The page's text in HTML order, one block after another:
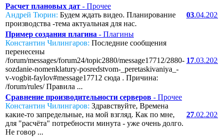
Расчет плановых дат - Прочее
Андрей Тюрин: Будем ждать видео. Планирование
производства -тема актуальная для нас.
03
Пример создания плагина - Плагины
Константин Чилингаров: Последние сообщения
перенесены
/forum/messages/forum24/topic2880/message17712/2880-
sozdanie-nomenklatury-posredstvom-_peretaskivaniya_-
v-vogbit-faylov#message17712 сюда . Причина:
/forum/rules/ Правила ...
17
Сравнение производительности серверов - Прочее
Константин Чилингаров: Здравствуйте, Времена
какие-то запредельные, на мой взгляд. Как по мне,
для "расчёта" потребности минута - уже очень долго.
Не говор ...
27